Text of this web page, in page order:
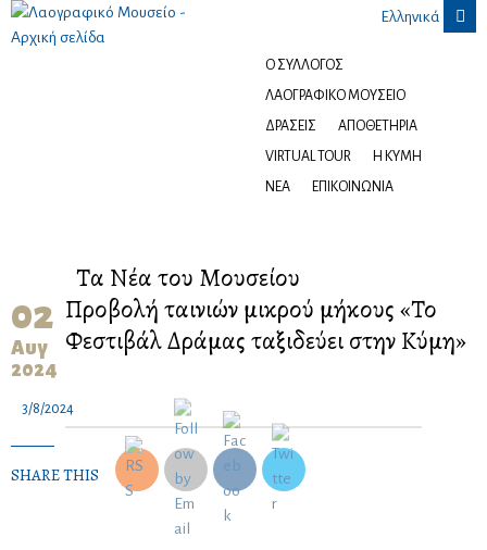
Ελληνικά 
Ο ΣΎΛΛΟΓΟΣ
ΛΑΟΓΡΑΦΙΚΌ ΜΟΥΣΕΊΟ
ΔΡΆΣΕΙΣ
ΑΠΟΘΕΤΉΡΙΑ
VIRTUAL TOUR
Η ΚΎΜΗ
ΝΈΑ
ΕΠΙΚΟΙΝΩΝΊΑ
Τα Νέα του Μουσείου
02
Αυγ
2024
Προβολή ταινιών μικρού μήκους «Το
Φεστιβάλ Δράμας ταξιδεύει στην Κύμη»
3/8/2024
SHARE THIS